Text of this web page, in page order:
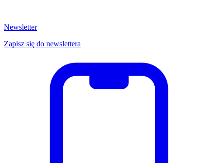
Newsletter
Zapisz się do newslettera